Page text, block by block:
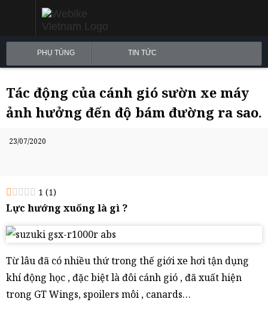
PHỤ TÙNG TIN TỨC
Tác động của cánh gió sườn xe máy
ảnh hưởng đến độ bám đường ra sao.
23/07/2020
1 (1)
Lực hướng xuống là gì ?
Từ lâu đã có nhiều thứ trong thế giới xe hơi tận dụng
khí động học , đặc biệt là đôi cánh gió , đã xuất hiện
trong GT Wings, spoilers môi , canards…